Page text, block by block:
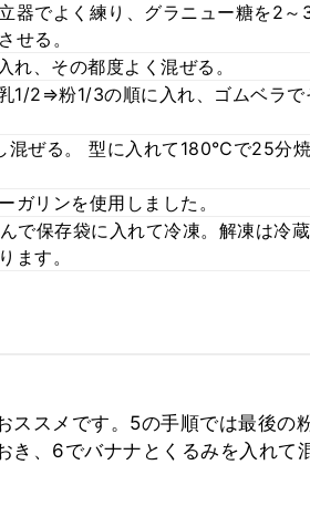
器でよく練り、グラニュー糖を2
せる。
、その都度よく混ぜる。
2⇒粉1/3の順に入れ、ゴムベラで
混ぜる。 型に入れて180℃で25分
リンを使用しました。
で保存袋に入れて冷凍。解凍は冷
ます。
スメです。5の手順では最後の
き、6でバナナとくるみを入れて